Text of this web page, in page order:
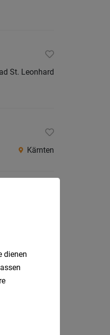
St. Leonhard
Kärnten
dienen